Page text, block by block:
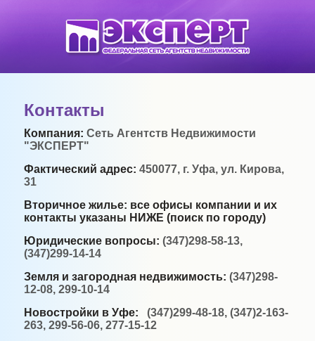
Контакты
Компания: Сеть Агентств Недвижимости
"ЭКСПЕРТ"
Фактический адрес: 450077, г. Уфа, ул. Кирова,
31
Вторичное жилье: все офисы компании и их
контакты указаны НИЖЕ (поиск по городу)
Юридические вопросы: (347)298-58-13,
(347)299-14-14
Земля и загородная недвижимость: (347)298-
12-08, 299-10-14
Новостройки в Уфе: (347)299-48-18, (347)2-163-
263, 299-56-06, 277-15-12